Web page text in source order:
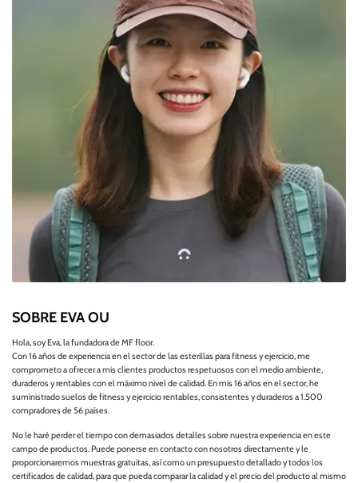
SOBRE EVA OU
Hola, soy Eva, la fundadora de MF floor.
Con 16 años de experiencia en el sector de las esterillas para fitness y ejercicio, me
comprometo a ofrecer a mis clientes productos respetuosos con el medio ambiente,
duraderos y rentables con el máximo nivel de calidad. En mis 16 años en el sector, he
suministrado suelos de fitness y ejercicio rentables, consistentes y duraderos a 1.500
compradores de 56 países.
No le haré perder el tiempo con demasiados detalles sobre nuestra experiencia en este
campo de productos. Puede ponerse en contacto con nosotros directamente y le
proporcionaremos muestras gratuitas, así como un presupuesto detallado y todos los
certificados de calidad, para que pueda comparar la calidad y el precio del producto al mismo